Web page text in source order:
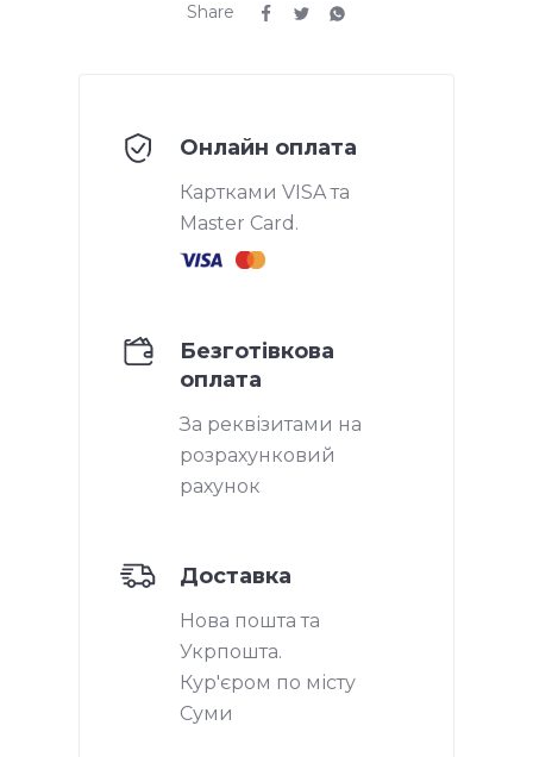
Share
Онлайн оплата
Картками VISA та
Master Card.
Безготівкова
оплата
За реквізитами на
розрахунковий
рахунок
Доставка
Нова пошта та
Укрпошта.
Кур'єром по місту
Суми